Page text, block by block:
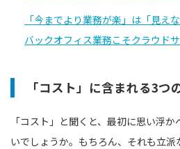
「今までより業務が楽」は「見え
バックオフィス業務こそクラウド
「コスト」に含まれる3つ
「コスト」と聞くと、最初に思い浮
いでしょうか。もちろん、それも立